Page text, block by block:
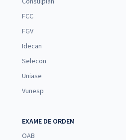
FCC
FGV
Idecan
Selecon
Uniase
Vunesp
EXAME DE ORDEM
OAB